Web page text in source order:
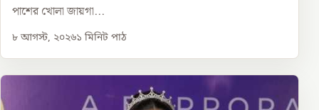
পাশের খোলা জায়গা...
৮ আগস্ট, ২০২৬১ মিনিট পাঠ